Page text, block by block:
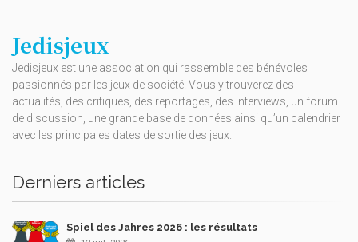
Jedisjeux
Jedisjeux est une association qui rassemble des bénévoles
passionnés par les jeux de société. Vous y trouverez des
actualités, des critiques, des reportages, des interviews, un forum
de discussion, une grande base de données ainsi qu’un calendrier
avec les principales dates de sortie des jeux.
Derniers articles
Spiel des Jahres 2026 : les résultats